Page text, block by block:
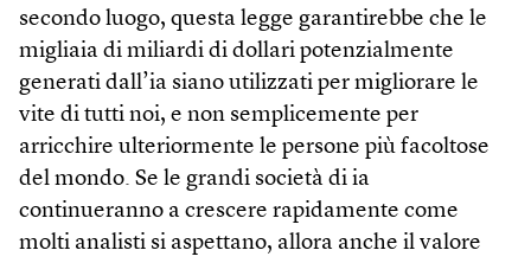
secondo luogo, questa legge garantirebbe che le
migliaia di miliardi di dollari potenzialmente
generati dall’ia siano utilizzati per migliorare le
vite di tutti noi, e non semplicemente per
arricchire ulteriormente le persone più facoltose
del mondo. Se le grandi società di ia
continueranno a crescere rapidamente come
molti analisti si aspettano, allora anche il valore